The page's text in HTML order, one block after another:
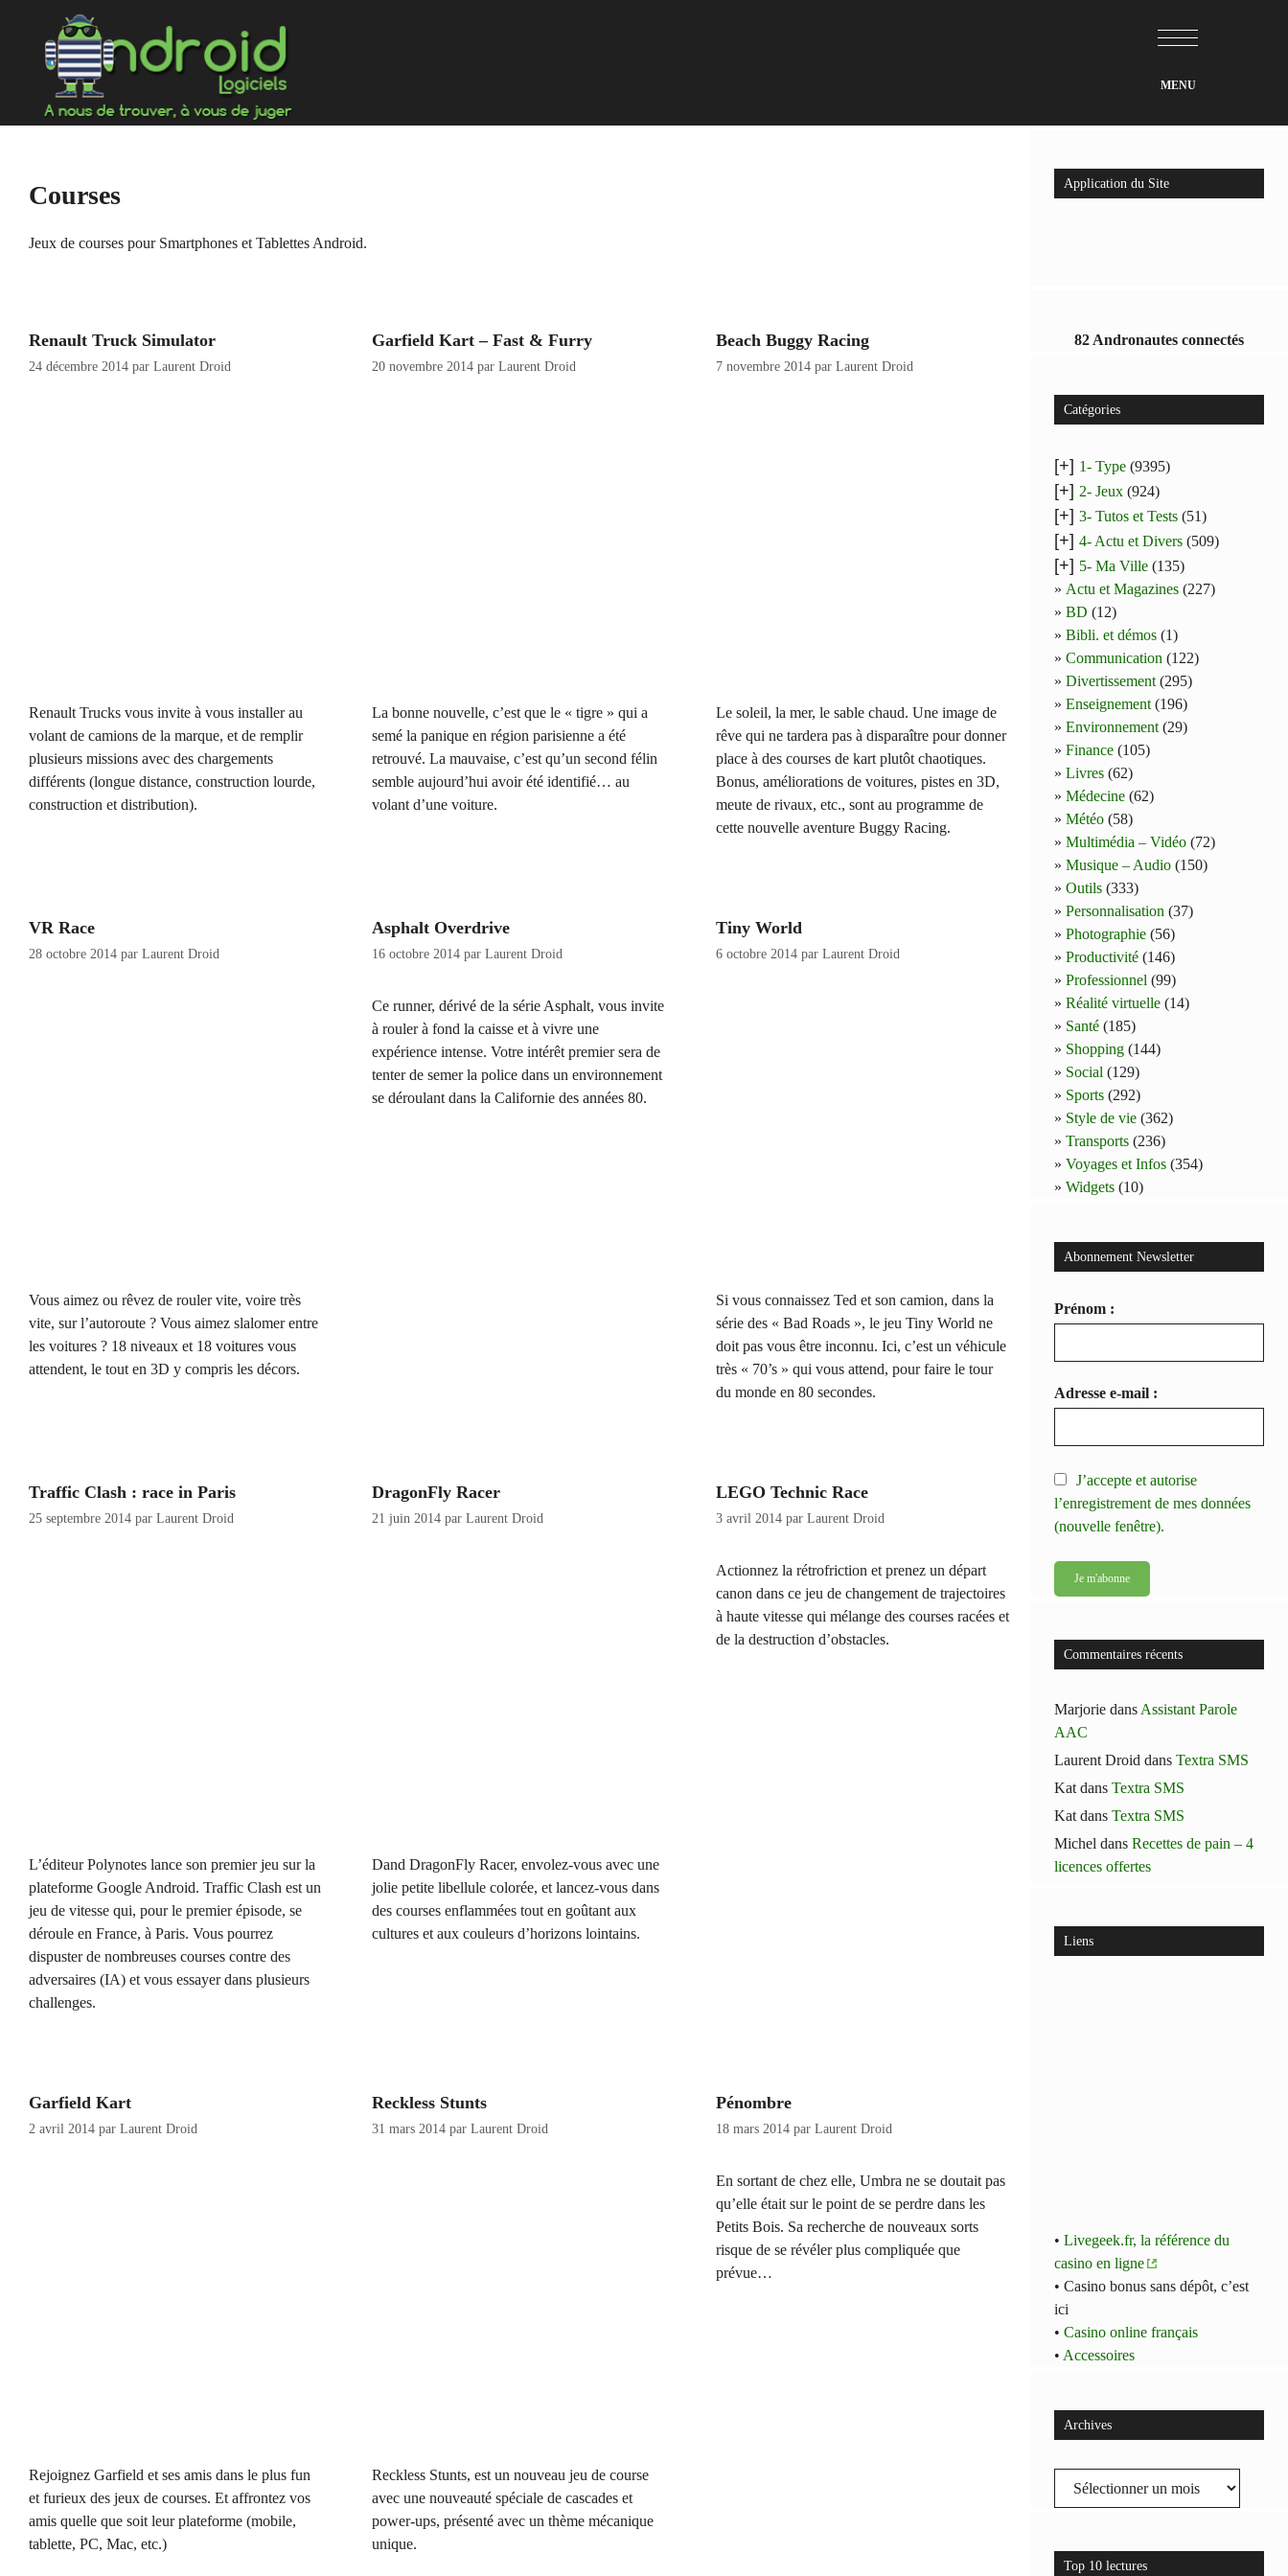
contenu
Courses
Jeux de courses pour Smartphones et Tablettes Android.
Renault Truck Simulator
24 décembre 2014 par Laurent Droid
Renault Trucks vous invite à vous installer au
volant de camions de la marque, et de remplir
plusieurs missions avec des chargements
différents (longue distance, construction lourde,
construction et distribution).
Garfield Kart – Fast & Furry
20 novembre 2014 parLaurent Droid
La bonne nouvelle, c’est que le « tigre » qui a
semé la panique en région parisienne a été
retrouvé. La mauvaise, c’est qu’un second félin
semble aujourd’hui avoir été identifié… au
volant d’une voiture.
Beach Buggy Racing
7 novembre 2014 par Laurent Droid
Le soleil, la mer, le sable chaud. Une image de
rêve qui ne tardera pas à disparaître pour donner
place à des courses de kart plutôt chaotiques.
Bonus, améliorations de voitures, pistes en 3D,
meute de rivaux, etc., sont au programme de
cette nouvelle aventure Buggy Racing.
VR Race
28 octobre 2014 par Laurent Droid
Vous aimez ou rêvez de rouler vite, voire très
vite, sur l’autoroute ? Vous aimez slalomer entre
les voitures ? 18 niveaux et 18 voitures vous
attendent, le tout en 3D y compris les décors.
Asphalt Overdrive
16 octobre 2014 parLaurent Droid
Ce runner, dérivé de la série Asphalt, vous invite
à rouler à fond la caisse et à vivre une
expérience intense. Votre intérêt premier sera de
tenter de semer la police dans un environnement
se déroulant dans la Californie des années 80.
Tiny World
6 octobre 2014 par Laurent Droid
Si vous connaissez Ted et son camion, dans la
série des « Bad Roads », le jeu Tiny World ne
doit pas vous être inconnu. Ici, c’est un véhicule
très « 70’s » qui vous attend, pour faire le tour
du monde en 80 secondes.
Traffic Clash : race in Paris
25 septembre 2014 par Laurent Droid
L’éditeur Polynotes lance son premier jeu sur la
plateforme Google Android. Traffic Clash est un
jeu de vitesse qui, pour le premier épisode, se
déroule en France, à Paris. Vous pourrez
dispuster de nombreuses courses contre des
adversaires (IA) et vous essayer dans plusieurs
challenges.
DragonFly Racer
21 juin 2014 parLaurent Droid
Dand DragonFly Racer, envolez-vous avec une
jolie petite libellule colorée, et lancez-vous dans
des courses enflammées tout en goûtant aux
cultures et aux couleurs d’horizons lointains.
LEGO Technic Race
3 avril 2014 par Laurent Droid
Actionnez la rétrofriction et prenez un départ
canon dans ce jeu de changement de trajectoires
à haute vitesse qui mélange des courses racées et
de la destruction d’obstacles.
Garfield Kart
2 avril 2014 par Laurent Droid
Rejoignez Garfield et ses amis dans le plus fun
et furieux des jeux de courses. Et affrontez vos
amis quelle que soit leur plateforme (mobile,
tablette, PC, Mac, etc.)
Reckless Stunts
31 mars 2014 parLaurent Droid
Reckless Stunts, est un nouveau jeu de course
avec une nouveauté spéciale de cascades et
power-ups, présenté avec un thème mécanique
unique.
Pénombre
18 mars 2014 par Laurent Droid
En sortant de chez elle, Umbra ne se doutait pas
qu’elle était sur le point de se perdre dans les
Petits Bois. Sa recherche de nouveaux sorts
risque de se révéler plus compliquée que
prévue…
Application du Site
82 Andronautes connectés
Catégories
[+] 1- Type (9395)
[+] 2- Jeux (924)
[+] 3- Tutos et Tests (51)
[+] 4- Actu et Divers (509)
[+] 5- Ma Ville (135)
Actu et Magazines (227)
BD (12)
Bibli. et démos (1)
Communication (122)
Divertissement (295)
Enseignement (196)
Environnement (29)
Finance (105)
Livres (62)
Médecine (62)
Météo (58)
Multimédia – Vidéo (72)
Musique – Audio (150)
Outils (333)
Personnalisation (37)
Photographie (56)
Productivité (146)
Professionnel (99)
Réalité virtuelle (14)
Santé (185)
Shopping (144)
Social (129)
Sports (292)
Style de vie (362)
Transports (236)
Voyages et Infos (354)
Widgets (10)
Abonnement Newsletter
Prénom :
Adresse e-mail :
J’accepte et autorise
l’enregistrement de mes données
(nouvelle fenêtre).
Commentaires récents
Marjorie dans Assistant Parole
AAC
Laurent Droid dansTextra SMS
Kat dansTextra SMS
Kat dansTextra SMS
Michel dansRecettes de pain – 4
licences offertes
Liens
•Livegeek.fr, la référence du
casino en ligne
• Casino bonus sans dépôt, c’est
ici
•Casino online français
• Accessoires
Archives
Archives
Top 10 lectures